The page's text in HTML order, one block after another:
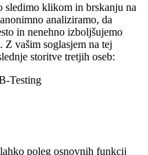
sledimo klikom in brskanju na
analiziramo, da
in nenehno izboljšujemo
vašim soglasjem na tej
storitve tretjih oseb:
Testing
poleg osnovnih funkcij